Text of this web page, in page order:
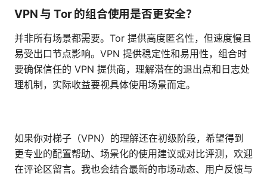
VPN 与 Tor 的组合使用是否更安全？
并非所有场景都需要。Tor 提供高度匿名性，但速度慢且
易受出口节点影响。VPN 提供稳定性和易用性，组合时
要确保信任的 VPN 提供商，理解潜在的退出点和日志处
理机制，实际收益要视具体使用场景而定。
如果你对梯子（VPN）的理解还在初级阶段，希望得到
更专业的配置帮助、场景化的使用建议或对比评测，欢迎
在评论区留言。我也会结合最新的市场动态、用户反馈与